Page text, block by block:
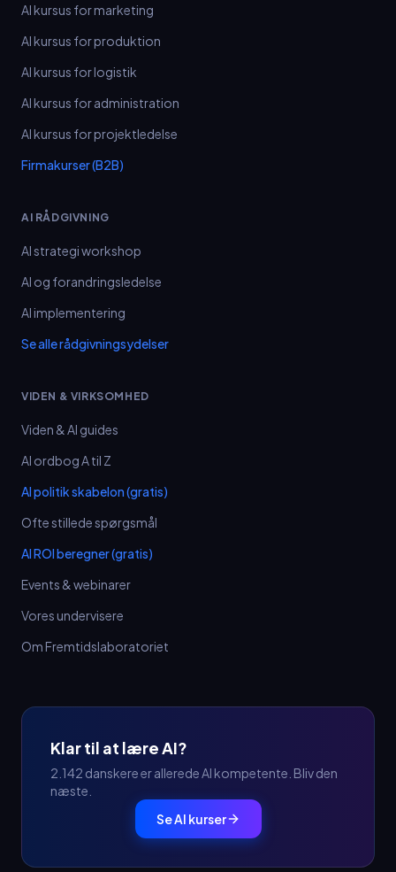
AI kursus for marketing
AI kursus for produktion
AI kursus for logistik
AI kursus for administration
AI kursus for projektledelse
Firmakurser (B2B)
AI RÅDGIVNING
AI strategi workshop
AI og forandringsledelse
AI implementering
Se alle rådgivningsydelser
VIDEN & VIRKSOMHED
Viden & AI guides
AI ordbog A til Z
AI politik skabelon (gratis)
Ofte stillede spørgsmål
AI ROI beregner (gratis)
Events & webinarer
Vores undervisere
Om Fremtidslaboratoriet
Klar til at lære AI?
2.142 danskere er allerede AI kompetente. Bliv den
næste.
Se AI kurser